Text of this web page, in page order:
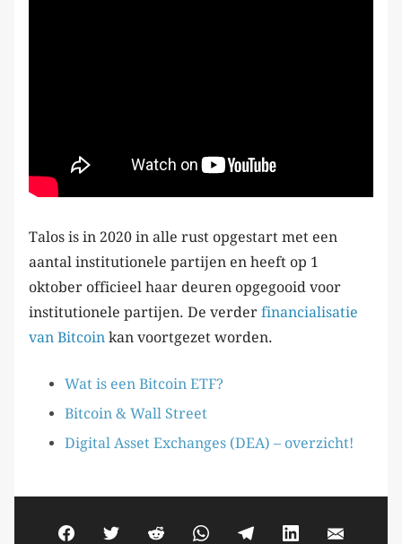
Talos is in 2020 in alle rust opgestart met een
aantal institutionele partijen en heeft op 1
oktober officieel haar deuren opgegooid voor
institutionele partijen. De verder financialisatie
van Bitcoin kan voortgezet worden.
Wat is een Bitcoin ETF?
Bitcoin & Wall Street
Digital Asset Exchanges (DEA) – overzicht!